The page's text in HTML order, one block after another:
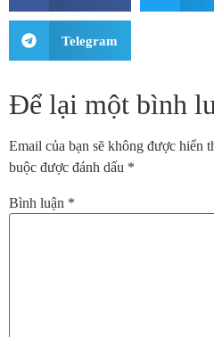
Telegram
Để lại một bình
Email của bạn sẽ không được hiển
buộc được đánh dấu *
Bình luận *